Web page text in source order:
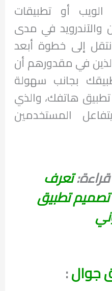
أو تطبيقات
والآندرويد في مدى
إلى خطوة أبعد
الذين في مقدورهم أن
بجانب سهولة
هاتفك، والذي
المستخدمين
تعرف
تطبيق
جوال: